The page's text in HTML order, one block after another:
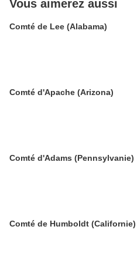
Vous aimerez aussi
Comté de Lee (Alabama)
Comté d'Apache (Arizona)
Comté d'Adams (Pennsylvanie)
Comté de Humboldt (Californie)